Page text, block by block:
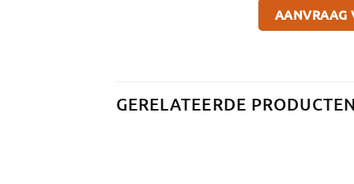
GERELATEERDE